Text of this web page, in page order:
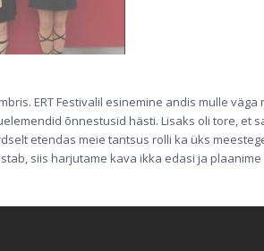
ERT Festivalil esinemine andis mulle
õnnestusid hästi. Lisaks oli tore, et
etendas meie tantsus rolli ka üks
siis harjutame kava ikka edasi ja